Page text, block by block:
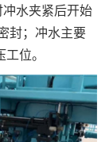
水夹紧后开始
封；冲水主要
位。